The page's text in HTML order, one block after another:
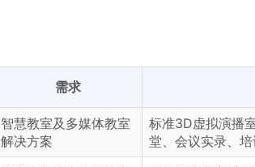
需求
智慧教室及多媒体教室
解决方案
标准3D虚拟演播
堂、会议实录、